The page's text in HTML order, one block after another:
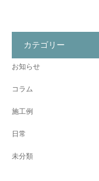
カテゴリー
お知らせ
コラム
施工例
日常
未分類